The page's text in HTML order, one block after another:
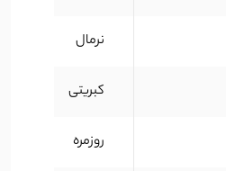
نرمال
کبریتی
روزمره